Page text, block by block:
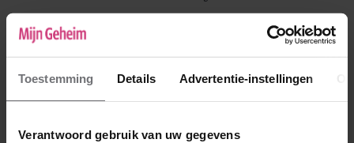
Toestemming Details Advertentie-instellingen
Verantwoord gebruik van uw gegevens
Rainbow
Rainbow van Luna later. Maar om even op he